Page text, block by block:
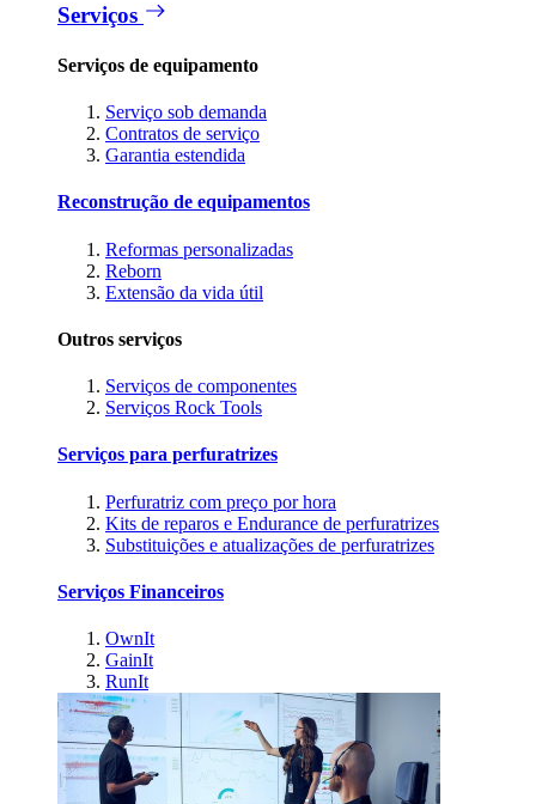
Serviços
Serviços de equipamento
Serviço sob demanda
Contratos de serviço
Garantia estendida
Reconstrução de equipamentos
Reformas personalizadas
Reborn
Extensão da vida útil
Outros serviços
Serviços de componentes
Serviços Rock Tools
Serviços para perfuratrizes
Perfuratriz com preço por hora
Kits de reparos e Endurance de perfuratrizes
Substituições e atualizações de perfuratrizes
Serviços Financeiros
OwnIt
GainIt
RunIt